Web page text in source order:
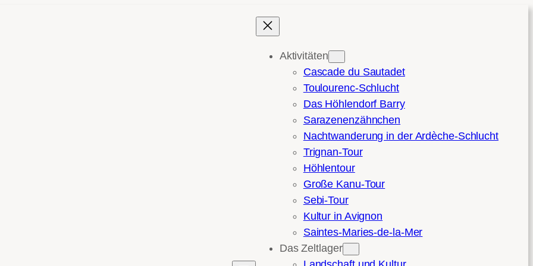
Aktivitäten
Cascade du Sautadet
Toulourenc-Schlucht
Das Höhlendorf Barry
Sarazenenzähnchen
Nachtwanderung in der Ardèche-Schlucht
Trignan-Tour
Höhlentour
Große Kanu-Tour
Sebi-Tour
Kultur in Avignon
Saintes-Maries-de-la-Mer
Das Zeltlager